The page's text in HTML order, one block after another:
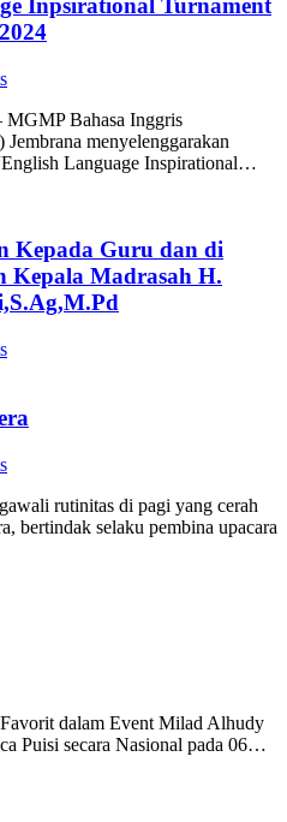
Inpsirational Turnament
MGMP Bahasa Inggris
menyelenggarakan
Language Inspirational…
Kepada Guru dan di
Kepala Madrasah H.
rutinitas di pagi yang cerah
bertindak selaku pembina upacara
dalam Event Milad Alhudy
Puisi secara Nasional pada 06…